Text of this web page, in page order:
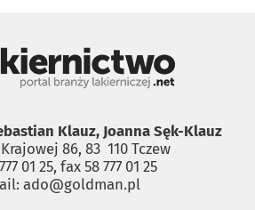
Klauz, Joanna Sęk-Klauz
86, 83 ­ 110 Tczew
01 25, fax 58 777 01 25
ado@goldman.pl